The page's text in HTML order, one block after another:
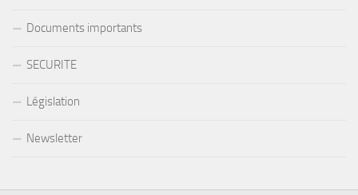
Documents importants
SECURITE
Législation
Newsletter